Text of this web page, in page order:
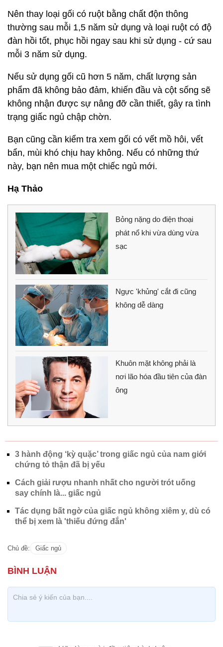
Nên thay loại gối có ruột bằng chất độn thông
thường sau mỗi 1,5 năm sử dụng và loại ruột có độ
đàn hồi tốt, phục hồi ngay sau khi sử dụng - cứ sau
mỗi 3 năm sử dụng.
Nếu sử dụng gối cũ hơn 5 năm, chất lượng sản
phẩm đã không bảo đảm, khiến đầu và cột sống sẽ
không nhận được sự nâng đỡ cần thiết, gây ra tình
trạng giấc ngủ chập chờn.
Bạn cũng cần kiểm tra xem gối có vết mồ hôi, vết
bẩn, mùi khó chịu hay không. Nếu có những thứ
này, bạn nên mua một chiếc ngủ mới.
Hạ Thảo
Bỏng nặng do điện thoại
phát nổ khi vừa dùng vừa
sạc
Ngực 'khủng' cắt đi cũng
không dễ dàng
Khuôn mặt không phải là
nơi lão hóa đầu tiên của đàn
ông
3 hành động ‘kỳ quặc’ trong giấc ngủ của nam giới
chứng tỏ thận đã bị yếu
Cách giải rượu nhanh nhất cho người trót uống
say chính là... giấc ngủ
Tác dụng bất ngờ của giấc ngủ không xiêm y, dù có
thể bị xem là 'thiếu đứng đắn'
Chủ đề: Giấc ngủ